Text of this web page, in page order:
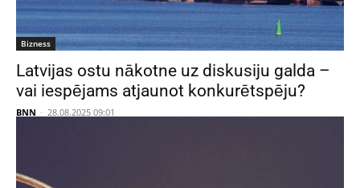
Bizness
Latvijas ostu nākotne uz diskusiju galda –
vai iespējams atjaunot konkurētspēju?
BNN - 28.08.2025 09:01